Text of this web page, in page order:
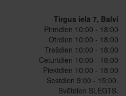
Tirgus ielā 7, Balvi
Pirmdien 10:00 - 18:00
Otrdien 10:00 - 18:00
Trešdien 10:00 - 18:00
Ceturtdien 10:00 - 18:00
Piektdien 10:00 - 18:00
Sestdien 9:00 - 15:00.
Svētdien SLĒGTS.